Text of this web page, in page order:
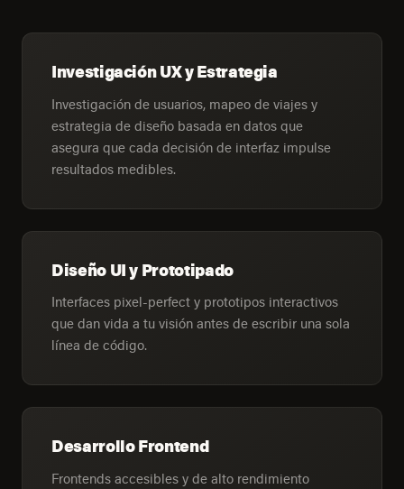
Investigación UX y Estrategia
Investigación de usuarios, mapeo de viajes y
estrategia de diseño basada en datos que
asegura que cada decisión de interfaz impulse
resultados medibles.
Diseño UI y Prototipado
Interfaces pixel-perfect y prototipos interactivos
que dan vida a tu visión antes de escribir una sola
línea de código.
Desarrollo Frontend
Frontends accesibles y de alto rendimiento